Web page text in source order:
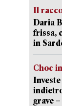
Il
Daria
frissa,
in
Choc
grave